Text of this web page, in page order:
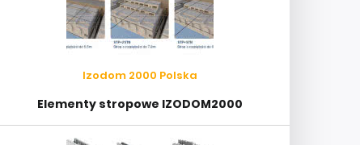
Izodom 2000 Polska
Elementy stropowe IZODOM2000